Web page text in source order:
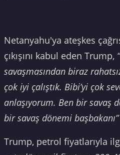
Netanyahu'ya ateşkes
çıkışını kabul eden Trump,
savaşmasından biraz
çok iyi çalıştık. Bibi’yi çok
anlaşıyorum. Ben bir savaş
bir savaş dönemi başbakanı”
Trump, petrol fiyatlarıyla